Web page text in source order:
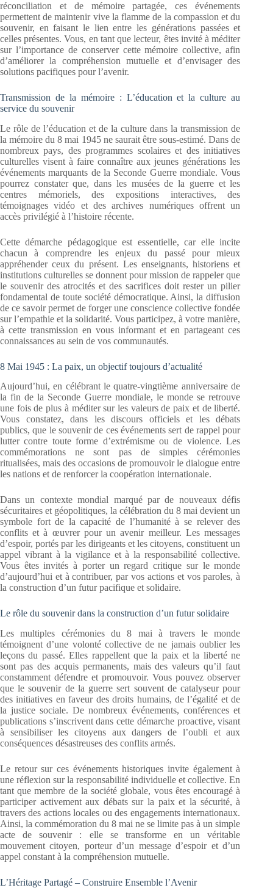
réconciliation et de mémoire partagée, ces événements
permettent de maintenir vive la flamme de la compassion et du
souvenir, en faisant le lien entre les générations passées et
celles présentes. Vous, en tant que lecteur, êtes invité à méditer
sur l’importance de conserver cette mémoire collective, afin
d’améliorer la compréhension mutuelle et d’envisager des
solutions pacifiques pour l’avenir.
Transmission de la mémoire : L’éducation et la culture au
service du souvenir
Le rôle de l’éducation et de la culture dans la transmission de
la mémoire du 8 mai 1945 ne saurait être sous-estimé. Dans de
nombreux pays, des programmes scolaires et des initiatives
culturelles visent à faire connaître aux jeunes générations les
événements marquants de la Seconde Guerre mondiale. Vous
pourrez constater que, dans les musées de la guerre et les
centres mémoriels, des expositions interactives, des
témoignages vidéo et des archives numériques offrent un
accès privilégié à l’histoire récente.
Cette démarche pédagogique est essentielle, car elle incite
chacun à comprendre les enjeux du passé pour mieux
appréhender ceux du présent. Les enseignants, historiens et
institutions culturelles se donnent pour mission de rappeler que
le souvenir des atrocités et des sacrifices doit rester un pilier
fondamental de toute société démocratique. Ainsi, la diffusion
de ce savoir permet de forger une conscience collective fondée
sur l’empathie et la solidarité. Vous participez, à votre manière,
à cette transmission en vous informant et en partageant ces
connaissances au sein de vos communautés.
8 Mai 1945 : La paix, un objectif toujours d’actualité
Aujourd’hui, en célébrant le quatre-vingtième anniversaire de
la fin de la Seconde Guerre mondiale, le monde se retrouve
une fois de plus à méditer sur les valeurs de paix et de liberté.
Vous constatez, dans les discours officiels et les débats
publics, que le souvenir de ces événements sert de rappel pour
lutter contre toute forme d’extrémisme ou de violence. Les
commémorations ne sont pas de simples cérémonies
ritualisées, mais des occasions de promouvoir le dialogue entre
les nations et de renforcer la coopération internationale.
Dans un contexte mondial marqué par de nouveaux défis
sécuritaires et géopolitiques, la célébration du 8 mai devient un
symbole fort de la capacité de l’humanité à se relever des
conflits et à œuvrer pour un avenir meilleur. Les messages
d’espoir, portés par les dirigeants et les citoyens, constituent un
appel vibrant à la vigilance et à la responsabilité collective.
Vous êtes invités à porter un regard critique sur le monde
d’aujourd’hui et à contribuer, par vos actions et vos paroles, à
la construction d’un futur pacifique et solidaire.
Le rôle du souvenir dans la construction d’un futur solidaire
Les multiples cérémonies du 8 mai à travers le monde
témoignent d’une volonté collective de ne jamais oublier les
leçons du passé. Elles rappellent que la paix et la liberté ne
sont pas des acquis permanents, mais des valeurs qu’il faut
constamment défendre et promouvoir. Vous pouvez observer
que le souvenir de la guerre sert souvent de catalyseur pour
des initiatives en faveur des droits humains, de l’égalité et de
la justice sociale. De nombreux événements, conférences et
publications s’inscrivent dans cette démarche proactive, visant
à sensibiliser les citoyens aux dangers de l’oubli et aux
conséquences désastreuses des conflits armés.
Le retour sur ces événements historiques invite également à
une réflexion sur la responsabilité individuelle et collective. En
tant que membre de la société globale, vous êtes encouragé à
participer activement aux débats sur la paix et la sécurité, à
travers des actions locales ou des engagements internationaux.
Ainsi, la commémoration du 8 mai ne se limite pas à un simple
acte de souvenir : elle se transforme en un véritable
mouvement citoyen, porteur d’un message d’espoir et d’un
appel constant à la compréhension mutuelle.
L’Héritage Partagé – Construire Ensemble l’Avenir